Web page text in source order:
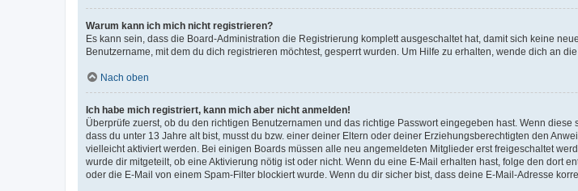
Warum kann ich mich nicht registrieren?
Es kann sein, dass die Board-Administration die Registrierung komplett ausgeschaltet hat, damit sich keine
Benutzername, mit dem du dich registrieren möchtest, gesperrt wurden. Um Hilfe zu erhalten, wende dich an
Nach oben
Ich habe mich registriert, kann mich aber nicht anmelden!
Überprüfe zuerst, ob du den richtigen Benutzernamen und das richtige Passwort eingegeben hast. Wenn
dass du unter 13 Jahre alt bist, musst du bzw. einer deiner Eltern oder deiner Erziehungsberechtigten den
vielleicht aktiviert werden. Bei einigen Boards müssen alle neu angemeldeten Mitglieder erst freigeschaltet
wurde dir mitgeteilt, ob eine Aktivierung nötig ist oder nicht. Wenn du eine E-Mail erhalten hast, folge den dort
oder die E-Mail von einem Spam-Filter blockiert wurde. Wenn du dir sicher bist, dass deine E-Mail-Adresse